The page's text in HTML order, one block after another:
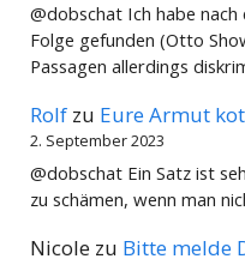
@dobschat Ich habe nach
Folge gefunden (Otto
Passagen allerdings
Rolf zu Eure Armut
2. September 2023
@dobschat Ein Satz ist
zu schämen, wenn man
Nicole zu Bitte melde